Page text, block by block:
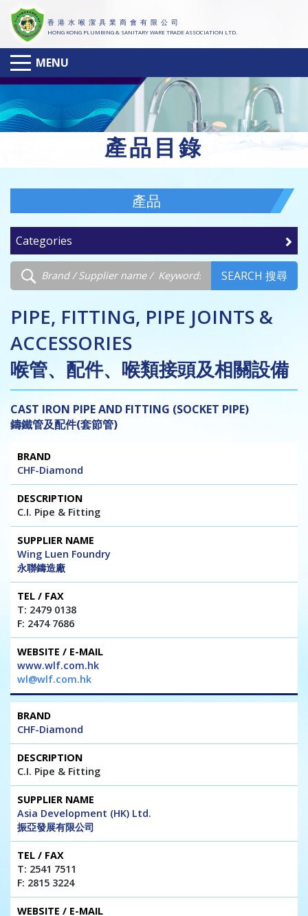
香 港 水 喉 潔 具 業 商 會 有 限 公 司
HONG KONG PLUMBING & SANITARY WARE TRADE ASSOCIATION LTD.
MENU
產品目錄
產品
Categories
SEARCH 搜尋
PIPE, FITTING, PIPE JOINTS &
ACCESSORIES
喉管、配件、喉類接頭及相關設備
CAST IRON PIPE AND FITTING (SOCKET PIPE)
鑄鐵管及配件(套節管)
Brand
Fax
CHF-Diamond
C.I. Pipe & Fitting
Wing Luen Foundry
永聯鑄造廠
T: 2479 0138
F: 2474 7686
www.wlf.com.hk
wl@wlf.com.hk
CHF-Diamond
C.I. Pipe & Fitting
Asia Development (HK) Ltd.
振亞發展有限公司
T: 2541 7511
F: 2815 3224